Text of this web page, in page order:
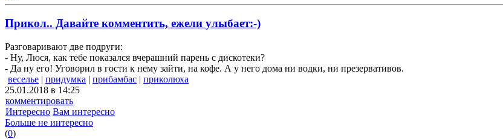
Прикол.. Давайте комментить, ежели улыбает:-)
Разговаривают две подруги:
- Ну, Люся, как тебе показался вчерашний парень с дискотеки?
- Да ну его! Уговорил в гости к нему зайти, на кофе. А у него дома ни водки, ни презервативов.
веселье | придумка | прибамбас | приколюха
25.01.2018 в 14:25
комментировать
Интересно Вам интересно
Больше не интересно
(0)